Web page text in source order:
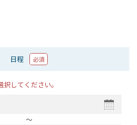
日程 必須
してください。
〜